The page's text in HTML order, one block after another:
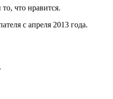
что нравится.
с апреля 2013 года.